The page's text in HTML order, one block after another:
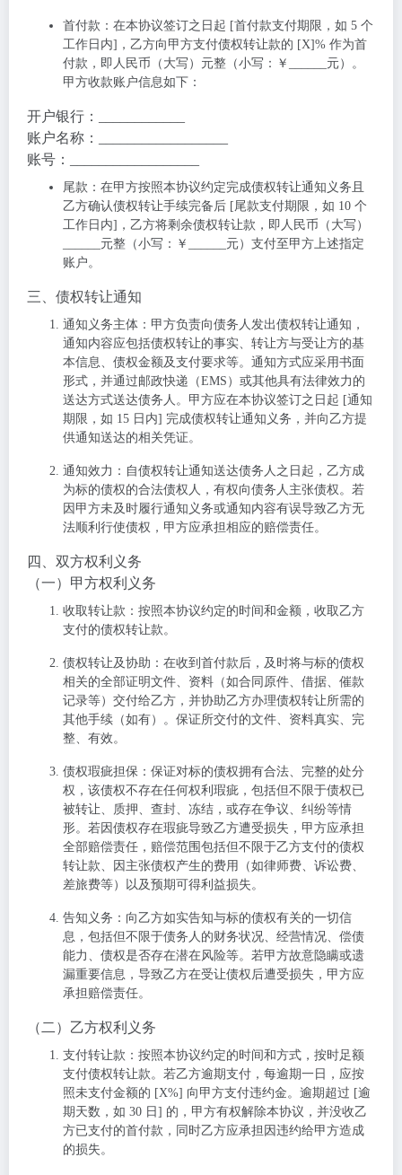
首付款 ：在本协议签订之日起 [首付款支付期限，如 5 个
工作日内]，乙方向甲方支付债权转让款的 [X]% 作为首
付款，即人民币（大写） 元整（小写：￥______元）。
甲方收款账户信息如下：
开户银行：
账户名称：__________________
账号：__________________
尾款 ：在甲方按照本协议约定完成债权转让通知义务且
乙方确认债权转让手续完备后 [尾款支付期限，如 10 个
工作日内]，乙方将剩余债权转让款，即人民币（大写）
______元整（小写：￥______元）支付至甲方上述指定
账户。
三、债权转让通知
通知义务主体 ：甲方负责向债务人发出债权转让通知，
通知内容应包括债权转让的事实、转让方与受让方的基
本信息、债权金额及支付要求等。通知方式应采用书面
形式，并通过邮政快递（EMS）或其他具有法律效力的
送达方式送达债务人。甲方应在本协议签订之日起 [通知
期限，如 15 日内] 完成债权转让通知义务，并向乙方提
供通知送达的相关凭证。
通知效力 ：自债权转让通知送达债务人之日起，乙方成
为标的债权的合法债权人，有权向债务人主张债权。若
因甲方未及时履行通知义务或通知内容有误导致乙方无
法顺利行使债权，甲方应承担相应的赔偿责任。
四、双方权利义务
（一）甲方权利义务
收取转让款 ：按照本协议约定的时间和金额，收取乙方
支付的债权转让款。
债权转让及协助 ：在收到首付款后，及时将与标的债权
相关的全部证明文件、资料（如合同原件、借据、催款
记录等）交付给乙方，并协助乙方办理债权转让所需的
其他手续（如有）。保证所交付的文件、资料真实、完
整、有效。
债权瑕疵担保 ：保证对标的债权拥有合法、完整的处分
权，该债权不存在任何权利瑕疵，包括但不限于债权已
被转让、质押、查封、冻结，或存在争议、纠纷等情
形。若因债权存在瑕疵导致乙方遭受损失，甲方应承担
全部赔偿责任，赔偿范围包括但不限于乙方支付的债权
转让款、因主张债权产生的费用（如律师费、诉讼费、
差旅费等）以及预期可得利益损失。
告知义务 ：向乙方如实告知与标的债权有关的一切信
息，包括但不限于债务人的财务状况、经营情况、偿债
能力、债权是否存在潜在风险等。若甲方故意隐瞒或遗
漏重要信息，导致乙方在受让债权后遭受损失，甲方应
承担赔偿责任。
（二）乙方权利义务
支付转让款 ：按照本协议约定的时间和方式，按时足额
支付债权转让款。若乙方逾期支付，每逾期一日，应按
照未支付金额的 [X%] 向甲方支付违约金。逾期超过 [逾
期天数，如 30 日] 的，甲方有权解除本协议，并没收乙
方已支付的首付款，同时乙方应承担因违约给甲方造成
的损失。